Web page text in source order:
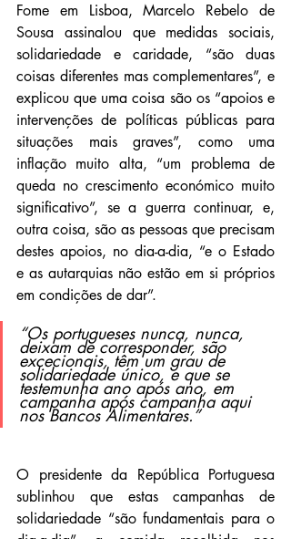
Fome em Lisboa, Marcelo Rebelo de
Sousa assinalou que medidas sociais,
solidariedade e caridade, “são duas
coisas diferentes mas complementares”, e
explicou que uma coisa são os “apoios e
intervenções de políticas públicas para
situações mais graves”, como uma
inflação muito alta, “um problema de
queda no crescimento económico muito
significativo”, se a guerra continuar, e,
outra coisa, são as pessoas que precisam
destes apoios, no dia-a-dia, “e o Estado
e as autarquias não estão em si próprios
em condições de dar”.
“Os portugueses nunca, nunca,
deixam de corresponder, são
excecionais, têm um grau de
solidariedade único, e que se
testemunha ano após ano, em
campanha após campanha aqui
nos Bancos Alimentares.”
O presidente da República Portuguesa
sublinhou que estas campanhas de
solidariedade “são fundamentais para o